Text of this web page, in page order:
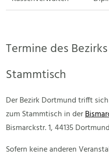
Termine des Bezirks
Stammtisch
Der Bezirk Dortmund trifft
zum Stammtisch in der
Bismarckstr. 1, 44135
Sofern keine anderen